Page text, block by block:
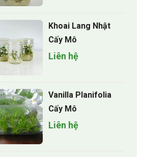
Khoai Lang Nhật
Cấy Mô
Liên hệ
Vanilla Planifolia
Cấy Mô
Liên hệ